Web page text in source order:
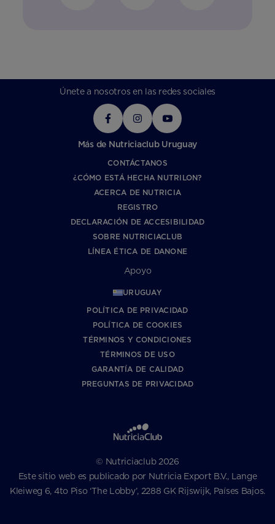
Únete a nosotros en las redes sociales
Más de Nutriciaclub Uruguay
CONTÁCTANOS
¿CÓMO ESTÁ HECHA NUTRILON?
ACERCA DE NUTRICIA
REGISTRO
DECLARACIÓN DE ACCESIBILIDAD
SOBRE NUTRICIACLUB
LÍNEA ÉTICA DE DANONE
Apoyo
URUGUAY
POLÍTICA DE PRIVACIDAD
POLÍTICA DE COOKIES
TÉRMINOS Y CONDICIONES
TÉRMINOS DE USO
GARANTÍA DE CALIDAD
PREGUNTAS DE PRIVACIDAD
© Nutriciaclub 2026
Este sitio web es publicado por Nutricia Export B.V., Lange
Kleiweg 6, 4to Piso ‘The Lobby’, 2288 GK Rijswijk, Países Bajos.